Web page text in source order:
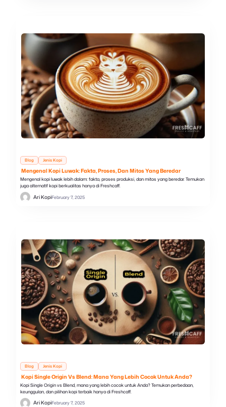
Blog Jenis Kopi
Mengenal Kopi Luwak: Fakta, Proses, Dan Mitos Yang Beredar
Mengenal kopi luwak lebih dalam: fakta, proses produksi, dan mitos yang beredar. Temukan
juga alternatif kopi berkualitas hanya di Freshcaff.
Ari KopiFebruary 7, 2025
Blog Jenis Kopi
Kopi Single Origin Vs Blend: Mana Yang Lebih Cocok Untuk Anda?
Kopi Single Origin vs Blend, mana yang lebih cocok untuk Anda? Temukan perbedaan,
keunggulan, dan pilihan kopi terbaik hanya di Freshcaff.
Ari KopiFebruary 7, 2025